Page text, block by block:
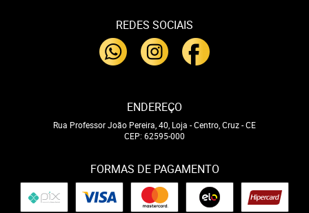
REDES SOCIAIS
ENDEREÇO
Rua Professor João Pereira, 40, Loja -Centro, Cruz-CE
CEP: 62595-000
FORMAS DE PAGAMENTO